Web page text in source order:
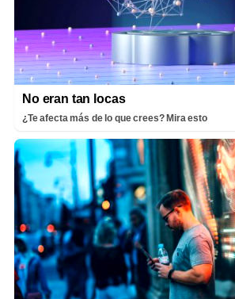
No eran tan locas
¿Te afecta más de lo que crees? Mira esto